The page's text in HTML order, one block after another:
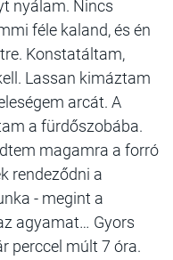
nyálam. Nincs
féle kaland, és én
Konstatáltam,
Lassan kimáztam
arcát. A
a fürdőszobába.
magamra a forró
rendeződni a
- megint a
agyamat… Gyors
perccel múlt 7 óra.